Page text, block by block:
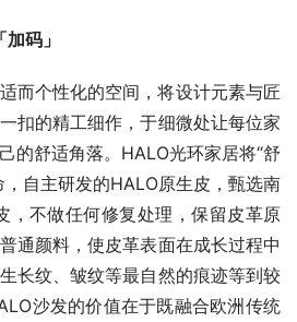
码」
而个性化的空间，将设计元素与匠
扣的精工细作，于细微处让每位家
的舒适角落。HALO光环家居将“舒
自主研发的HALO原生皮，甄选南
，不做任何修复处理，保留皮革原
通颜料，使皮革表面在成长过程中
长纹、皱纹等最自然的痕迹等到较
沙发的价值在于既融合欧洲传统